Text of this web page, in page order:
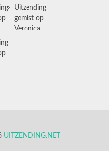
Uitzending
gemist op
Veronica
UITZENDING.NET